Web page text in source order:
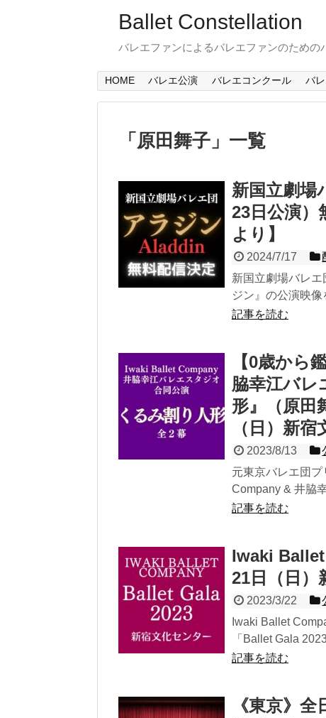
Ballet Constellation
バレエファンによるバレエファンのための
HOME バレエ公演 バレエコンクール バ
「 原田舞子 」 一覧
新国立劇場
23日公演）
より】
2024/7/17
新国立劇場バレ
ジン』の公演映
記事を読む
【0歳から
脇幸江バレ
形』（原田
（日）新
2023/8/13
元東京バレエ団
Company & 井脇
記事を読む
Iwaki
21日（日）
2023/3/22
Iwaki Ballet
「Ballet Gala
記事を読む
《東京》